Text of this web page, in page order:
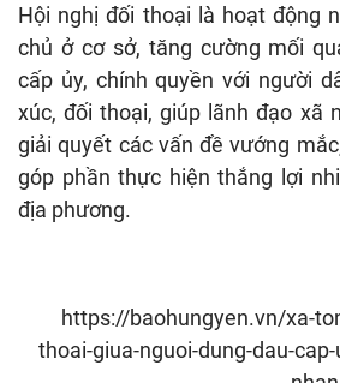
Hội nghị đối thoại là hoạt động
chủ ở cơ sở, tăng cường mối
cấp ủy, chính quyền với người
xúc, đối thoại, giúp lãnh đạo xã
giải quyết các vấn đề vướng
góp phần thực hiện thắng lợi
địa phương.
https://baohungyen.vn/xa-
thoai-giua-nguoi-dung-dau-